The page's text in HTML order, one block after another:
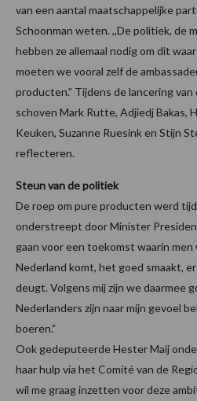
van een aantal maatschappelijke
Schoonman weten. ,,De politiek, de
hebben ze allemaal nodig om dit
moeten we vooral zelf de
producten.” Tijdens de lancering
schoven Mark Rutte, Adjiedj Bakas,
Keuken, Suzanne Ruesink en Stijn
reflecteren.
Steun van de politiek
De roep om pure producten werd
onderstreept door Minister
gaan voor een toekomst waarin
Nederland komt, het goed smaakt,
deugt. Volgens mij zijn we daarmee
Nederlanders zijn naar mijn gevoel
boeren.”
Ook gedeputeerde Hester Maij
haar hulp via het Comité van de
wil me graag inzetten voor deze